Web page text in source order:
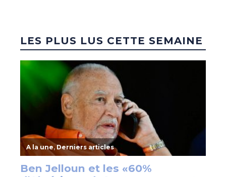
LES PLUS LUS CETTE SEMAINE